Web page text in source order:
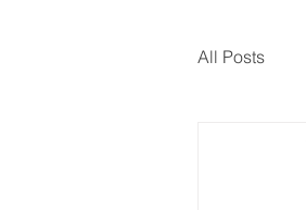
All Posts